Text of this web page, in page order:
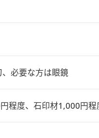
必要な方は眼鏡
程度、石印材1,000円